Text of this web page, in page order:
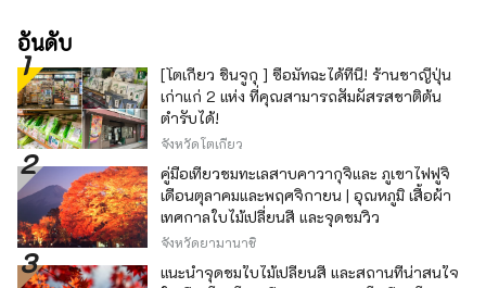
อันดับ
[โตเกียว ชินจูกุ ] ซื้อมัทฉะได้ที่นี่! ร้านชาญี่ปุ่น
เก่าแก่ 2 แห่ง ที่คุณสามารถสัมผัสรสชาติต้น
ตำรับได้!
จังหวัดโตเกียว
คู่มือเที่ยวชมทะเลสาบคาวากุจิและ ภูเขาไฟฟูจิ
เดือนตุลาคมและพฤศจิกายน | อุณหภูมิ เสื้อผ้า
เทศกาลใบไม้เปลี่ยนสี และจุดชมวิว
จังหวัดยามานาชิ
แนะนำจุดชมใบไม้เปลี่ยนสี และสถานที่น่าสนใจ